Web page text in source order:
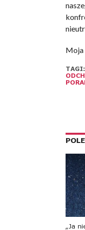
Moja
TAGI:
„Ja